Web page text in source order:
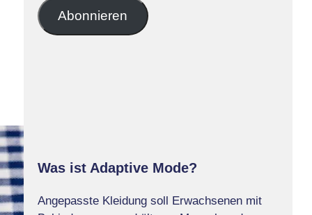
Mail-
Adresse
Abonnieren
Was ist Adaptive Mode?
Angepasste Kleidung soll Erwachsenen mit